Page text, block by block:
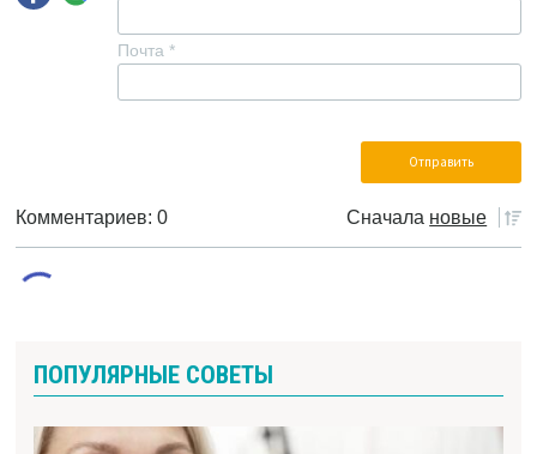
Почта *
Комментариев: 0 Сначала новые
ПОПУЛЯРНЫЕ СОВЕТЫ